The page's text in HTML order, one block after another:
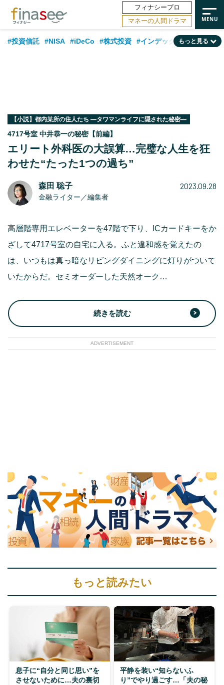
フィナシープロ
マネーの人間ドラマ
#投資信託 #NISA #iDeCo #株式投資 #インデックスファンド
#フィナンシャル・ウェルビーイング #データ・調査 #国内株式型
#60代
もっと見る
【小説】都内某所の住人たち ―タワマンライフに隠された秘密―
4717号室 中井恭一の秘密【前編】
エリート外科医の大誤算…完璧な人生を狂
わせた“たった1つの過ち”
森田 聡子
金融ライター／編集者
2023.09.28
高層階専用エレベーターを47階で下り、ICカードキーをか
ざして4717号室の自宅に入る。ふと違和感を覚えたの
は、いつもは真っ暗なリビングダイニングに灯りがついて
いたからだ。セミオーダーした天然オーク…
続きを読む
ADVERTISEMENT
もっと読みたい
息子に“自分と同じ思い”を
させないために…夫の裏切
平静を装い“知らないふ
り”でやり過ごす…「夫の秘